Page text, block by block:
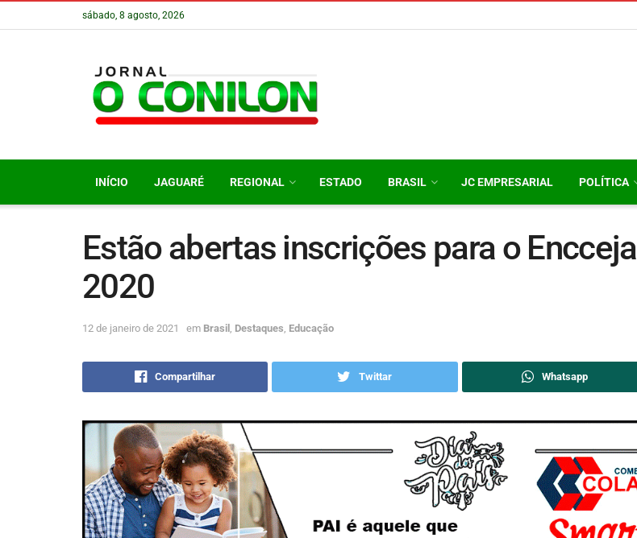
sábado, 8 agosto, 2026
INÍCIO JAGUARÉ REGIONAL ESTADO BRASIL JC EMPRESARIAL POLÍTICA
Estão abertas inscrições para o Encceja
2020
12 de janeiro de 2021 em Brasil Destaques Educação
Compartilhar Twittar Whatsapp